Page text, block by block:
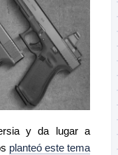
y da lugar a
planteó este tema